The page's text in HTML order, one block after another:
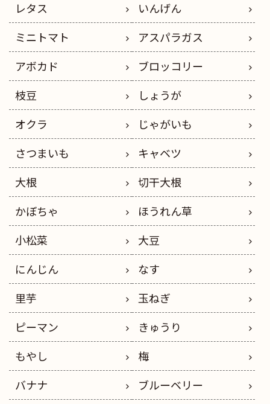
レタス
いんげん
ミニトマト
アスパラガス
アボカド
ブロッコリー
枝豆
しょうが
オクラ
じゃがいも
さつまいも
キャベツ
大根
切干大根
かぼちゃ
ほうれん草
小松菜
大豆
にんじん
なす
里芋
玉ねぎ
ピーマン
きゅうり
もやし
梅
バナナ
ブルーベリー